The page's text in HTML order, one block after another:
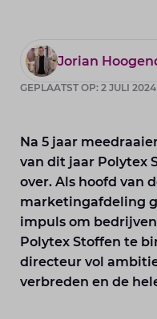
Jorian
GEPLAATST OP: 2 JULI 2024
Na 5 jaar
van dit jaar Polytex
over. Als hoofd van
marketingafdeling
impuls om
Polytex Stoffen te
directeur vol
verbreden en de